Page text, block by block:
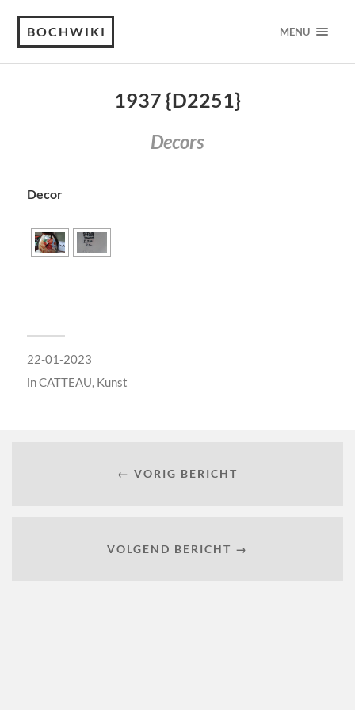
BOCHWIKI MENU
1937 {D2251}
Decors
Decor
22-01-2023
inCATTEAU, Kunst
← VORIG BERICHT
VOLGEND BERICHT →